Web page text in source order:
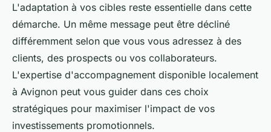
L'adaptation à vos cibles reste essentielle dans cette
démarche. Un même message peut être décliné
différemment selon que vous vous adressez à des
clients, des prospects ou vos collaborateurs.
L'expertise d'accompagnement disponible localement
à Avignon peut vous guider dans ces choix
stratégiques pour maximiser l'impact de vos
investissements promotionnels.